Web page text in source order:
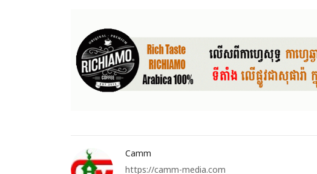
Camm
https://camm-media.com